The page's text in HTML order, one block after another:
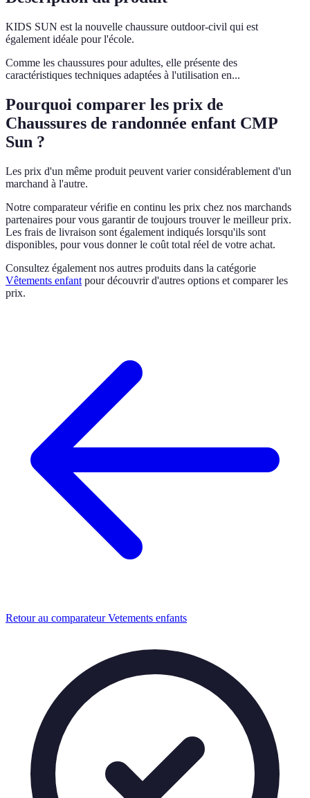
KIDS SUN est la nouvelle chaussure outdoor-civil qui est
également idéale pour l'école.
Comme les chaussures pour adultes, elle présente des
caractéristiques techniques adaptées à l'utilisation en...
Pourquoi comparer les prix de
Chaussures de randonnée enfant CMP
Sun ?
Les prix d'un même produit peuvent varier considérablement d'un
marchand à l'autre.
Notre comparateur vérifie en continu les prix chez nos marchands
partenaires pour vous garantir de toujours trouver le meilleur prix.
Les frais de livraison sont également indiqués lorsqu'ils sont
disponibles, pour vous donner le coût total réel de votre achat.
Consultez également nos autres produits dans la catégorie
Vêtements enfant pour découvrir d'autres options et comparer les
prix.
Retour au comparateur Vetements enfants